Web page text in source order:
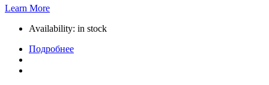
Learn More
Availability: in stock
Подробнее